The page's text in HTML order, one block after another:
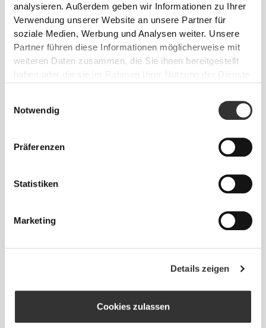
analysieren. Außerdem geben wir Informationen zu Ihrer
Verwendung unserer Website an unsere Partner für
soziale Medien, Werbung und Analysen weiter. Unsere
Partner führen diese Informationen möglicherweise mit
weiteren Daten zusammen, die Sie ihnen bereitgestellt
haben oder die sie im Rahmen Ihrer Nutzung der Dienste
Notwendig
Präferenzen
Statistiken
Marketing
Details zeigen
Cookies zulassen